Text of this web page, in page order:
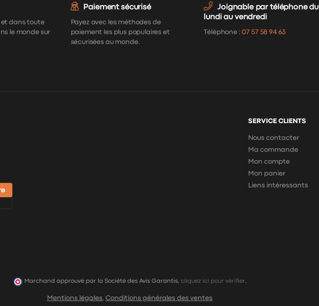
et dans toute
le monde sur
Paiement sécurisé
Payez avec les méthodes de
paiement les plus populaires et
sécurisées au monde.
Joignable par téléphone du
lundi au vendredi
Téléphone :07 57 58 94 63
SERVICE CLIENTS
Nous contacter
Ma commande
Mon compte
Mon panier
Liens intéressants
Marchand approuvé par la Société des Avis Garantis, cliquez ici pour vérifier.
Mentions légales Conditions générales des ventes